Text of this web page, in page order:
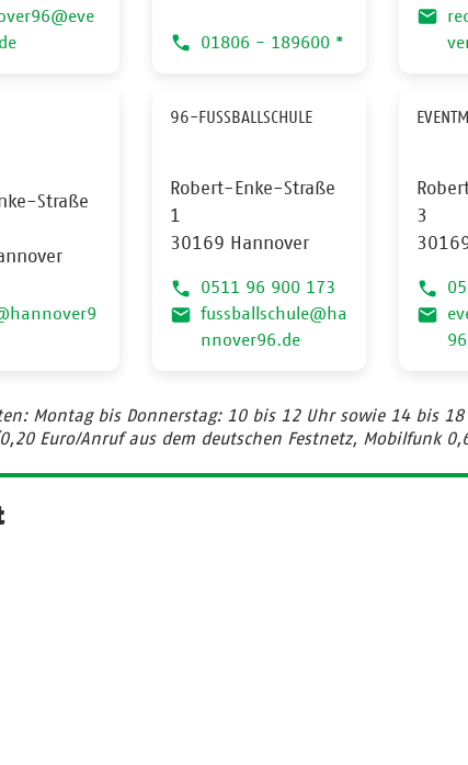
01806 - 189600 *
Straße
96-FUSSBALLSCHULE
Robert-Enke-Straße
1
30169 Hannover
0511 96 900 173
fussballschule@ha
nnover96.de
3
Montag bis Donnerstag: 10 bis 12 Uhr sowie 14 bis
Euro/Anruf aus dem deutschen Festnetz, Mobilfunk